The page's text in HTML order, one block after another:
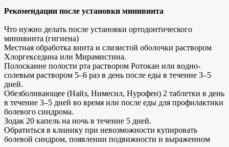
Рекомендации после установки минивинта
Что нужно делать после установки ортодонтического
минивинта (гигиена)
Местная обработка винта и слизистой оболочки раствором
Хлоргекседина или Мирамистина.
Полоскание полости рта раствором Ротокан или водно-
солевым раствором 5–6 раз в день после еды в течение 3–5
дней.
Обезболивающее (Найз, Нимесил, Нурофен) 2 таблетки в день
в течение 3–5 дней во время или после еды для профилактики
болевого синдрома.
Зодак 20 капель на ночь в течение 5 дней.
Обратиться в клинику при невозможности купировать
болевой синдром, появлении подвижности и выраженном